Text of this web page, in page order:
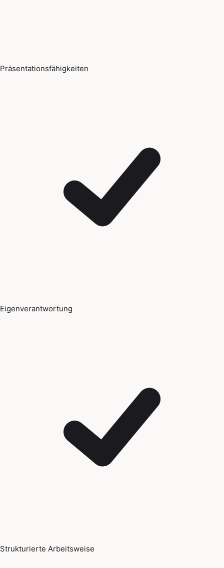
Präsentationsfähigkeiten
Eigenverantwortung
Strukturierte Arbeitsweise